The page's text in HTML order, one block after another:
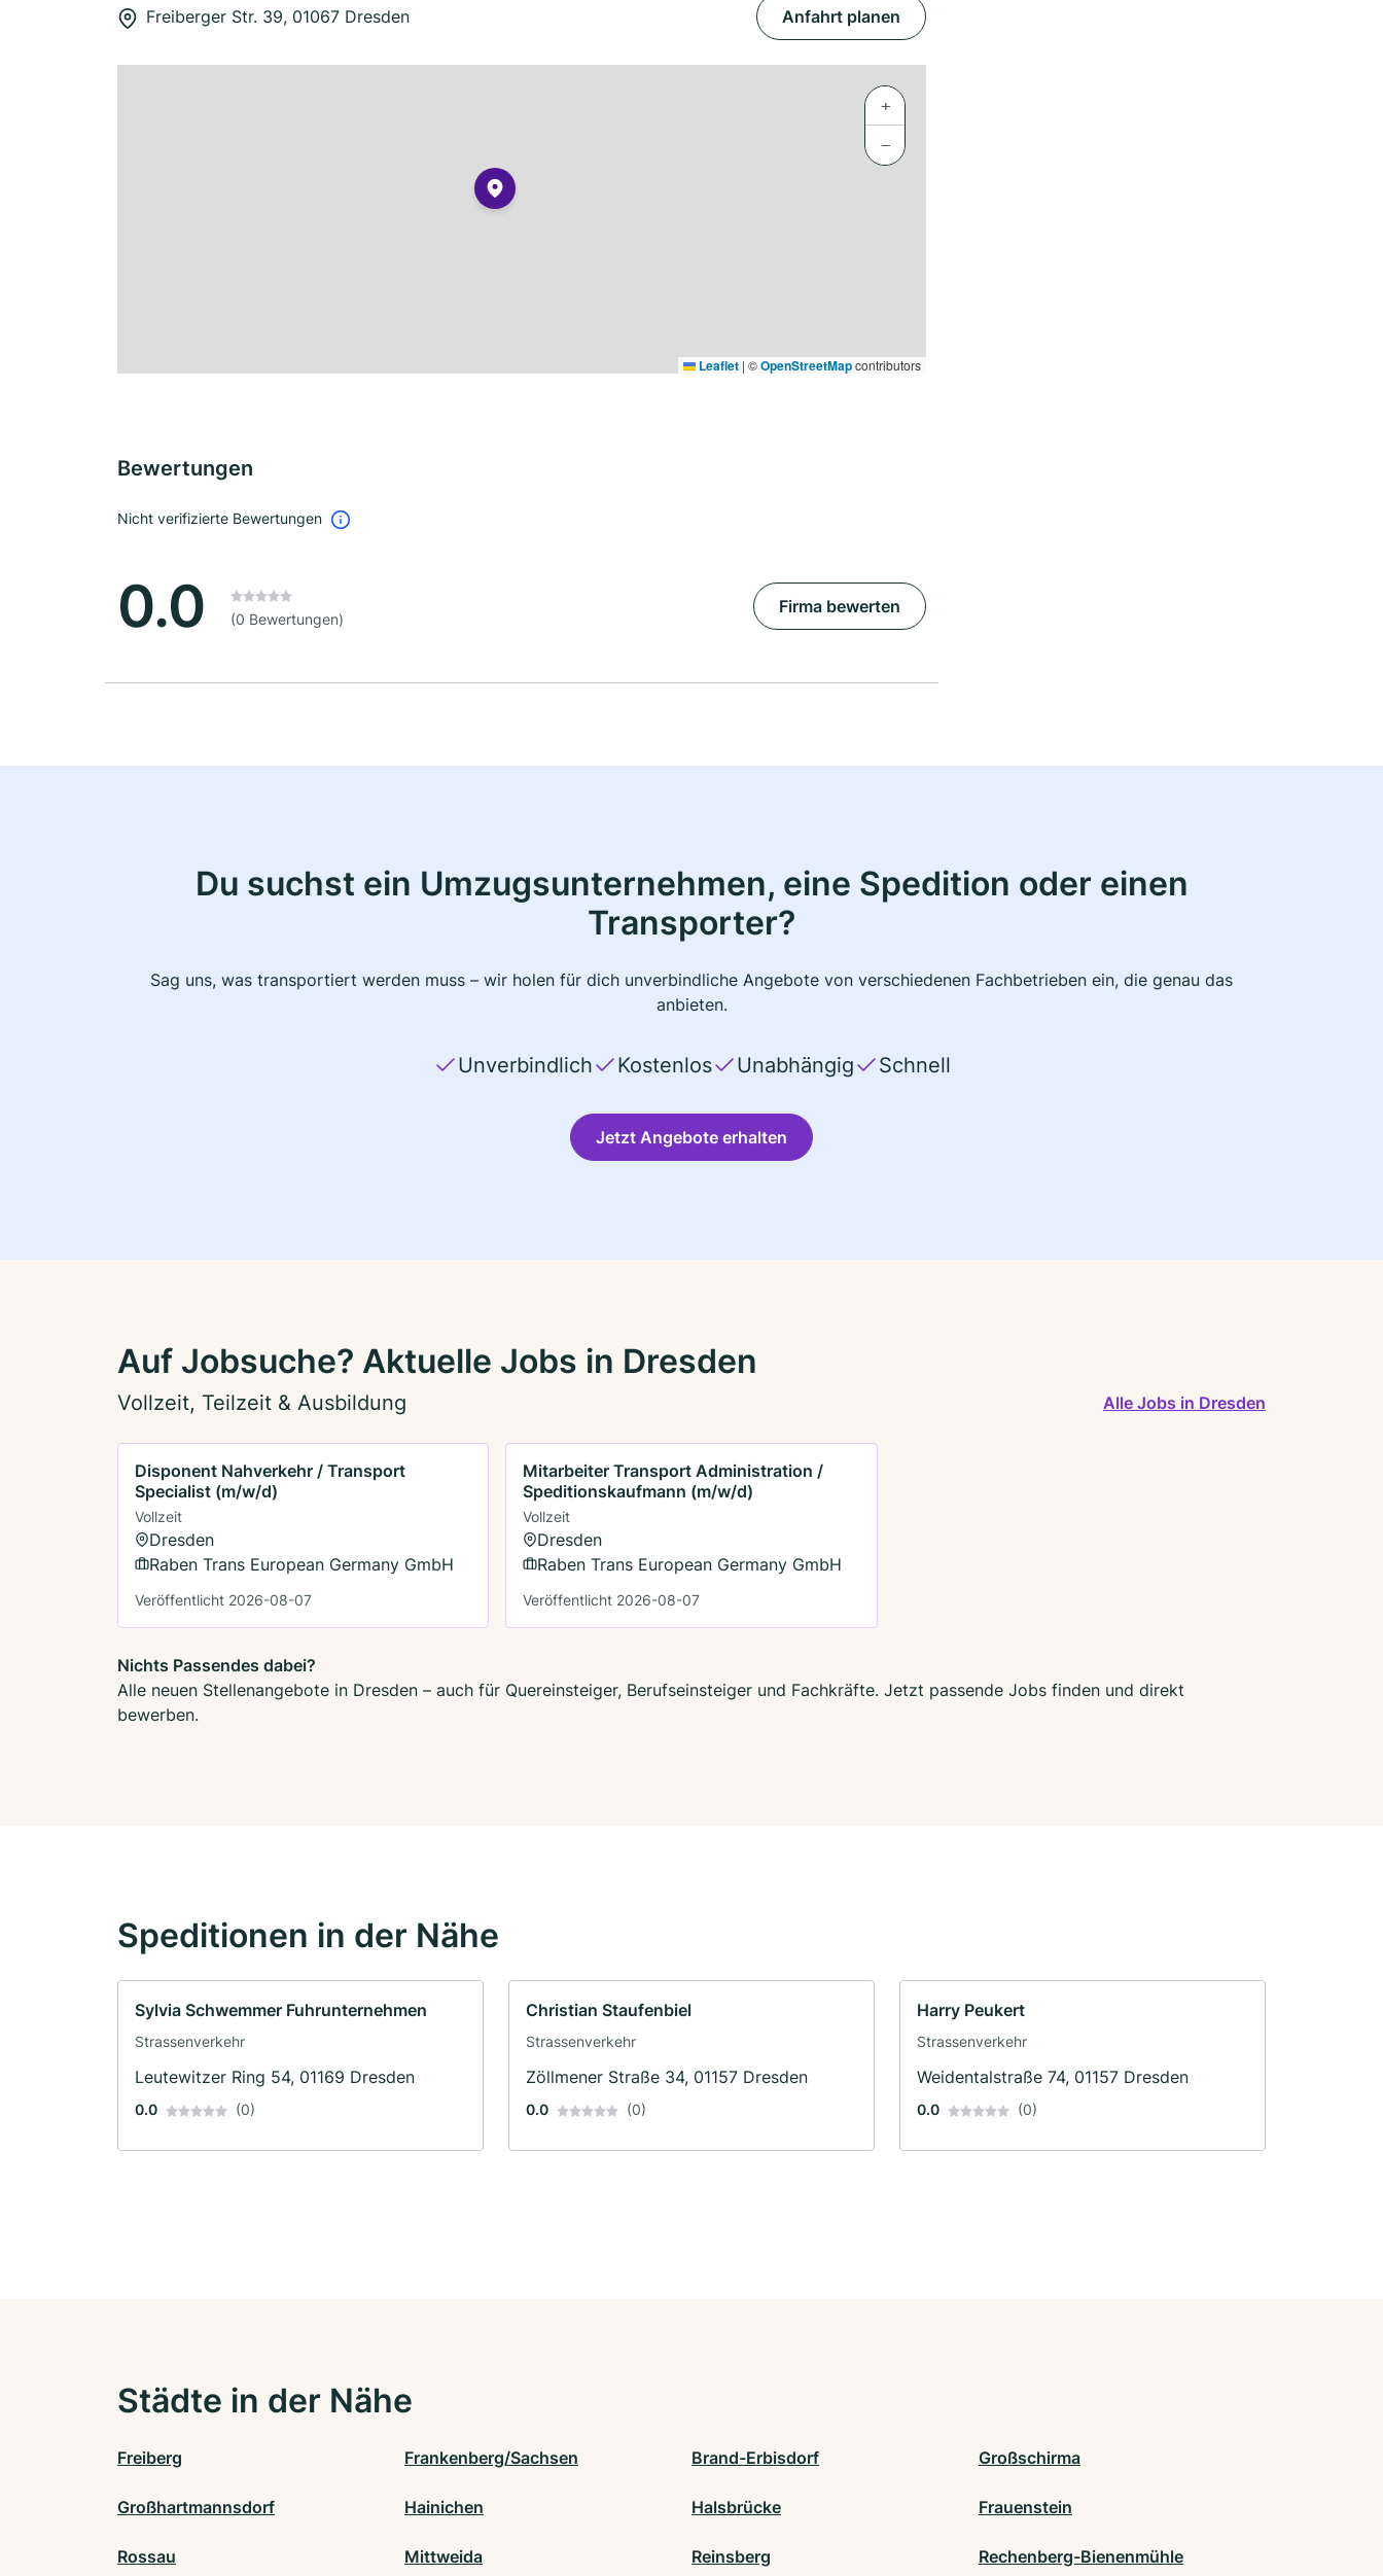
Freiberger Str. 39, 01067 Dresden Anfahrt planen
+
−
Leaflet | ©OpenStreetMapcontributors
Bewertungen
Nicht verifizierte Bewertungen
0.0 (0 Bewertungen)
Firma bewerten
Du suchst ein Umzugsunternehmen, eine Spedition oder einen
Transporter?
Sag uns, was transportiert werden muss – wir holen für dich unverbindliche Angebote von verschiedenen Fachbetrieben ein, die genau das
anbieten.
Unverbindlich Kostenlos Unabhängig Schnell
Jetzt Angebote erhalten
Auf Jobsuche? Aktuelle Jobs in Dresden
Vollzeit, Teilzeit & Ausbildung Alle Jobs in Dresden
Disponent Nahverkehr / Transport
Specialist (m/w/d)
Vollzeit
Dresden
Raben Trans European Germany GmbH
Veröffentlicht 2026-08-07
Mitarbeiter Transport Administration /
Speditionskaufmann (m/w/d)
Vollzeit
Dresden
Raben Trans European Germany GmbH
Veröffentlicht 2026-08-07
Nichts Passendes dabei?
Alle neuen Stellenangebote in Dresden – auch für Quereinsteiger, Berufseinsteiger und Fachkräfte. Jetzt passende Jobs finden und direkt
bewerben.
Speditionen in der Nähe
Sylvia Schwemmer Fuhrunternehmen
Strassenverkehr
Leutewitzer Ring 54, 01169 Dresden
0.0 (0)
Christian Staufenbiel
Strassenverkehr
Zöllmener Straße 34, 01157 Dresden
0.0 (0)
Harry Peukert
Strassenverkehr
Weidentalstraße 74, 01157 Dresden
0.0 (0)
Städte in der Nähe
Freiberg Frankenberg/Sachsen Brand-Erbisdorf Großschirma
Großhartmannsdorf Hainichen Halsbrücke Frauenstein
Rossau Mittweida Reinsberg Rechenberg-Bienenmühle